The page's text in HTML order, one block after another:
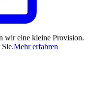
wir eine kleine Provision.
Mehr erfahren